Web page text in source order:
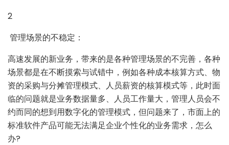
2
管理场景的不稳定：
高速发展的新业务，带来的是各种管理场景的不完善，各种
场景都是在不断摸索与试错中，例如各种成本核算方式、物
资的采购与分摊管理模式、人员薪资的核算模式等，此时面
临的问题就是业务数据量多、人员工作量大，管理人员会不
约而同的想到用数字化的管理模式，但问题来了，市面上的
标准软件产品可能无法满足企业个性化的业务需求，怎么
办?